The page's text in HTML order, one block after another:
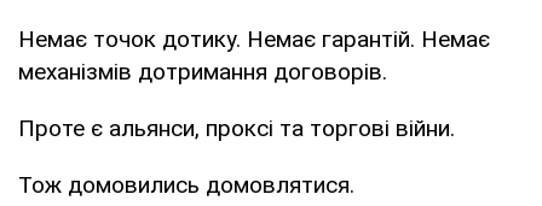
Немає точок дотику. Немає гарантій. Немає
механізмів дотримання договорів.
Проте є альянси, проксі та торгові війни.
Тож домовились домовлятися.